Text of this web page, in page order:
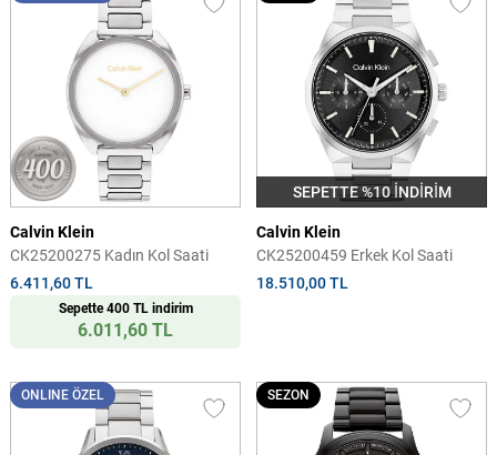
Calvin Klein
CK25200275 Kadın Kol Saati
6.411,60 TL
Sepette 400 TL indirim
6.011,60 TL
SEPETTE %10 İNDİRİM
Calvin Klein
CK25200459 Erkek Kol Saati
18.510,00 TL
ONLINE ÖZEL SEZON